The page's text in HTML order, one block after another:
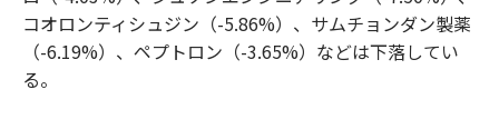
コオロンティシュジン（-5.86%）、サムチョンダン製薬
（-6.19%）、ペプトロン（-3.65%）などは下落してい
る。